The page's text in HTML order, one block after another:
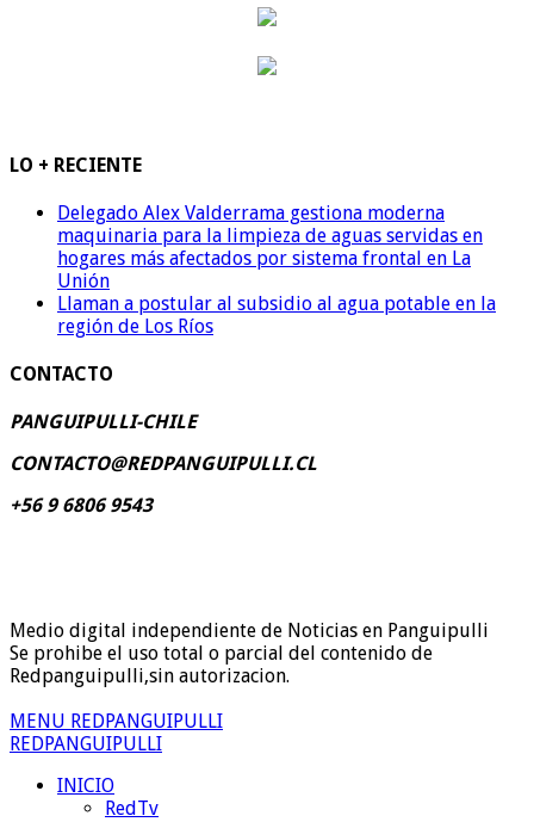
LO + RECIENTE
Delegado Alex Valderrama gestiona moderna
maquinaria para la limpieza de aguas servidas en
hogares más afectados por sistema frontal en La
Unión
Llaman a postular al subsidio al agua potable en la
región de Los Ríos
CONTACTO
PANGUIPULLI-CHILE
CONTACTO@REDPANGUIPULLI.CL
+56 9 6806 9543
Medio digital independiente de Noticias en Panguipulli
Se prohibe el uso total o parcial del contenido de
Redpanguipulli,sin autorizacion.
MENU REDPANGUIPULLI
REDPANGUIPULLI
INICIO
RedTv